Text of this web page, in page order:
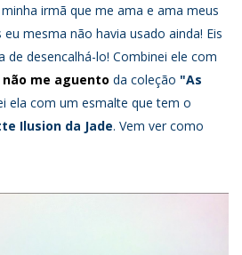
irmã que me ama e ama meus
mesma não havia usado ainda! Eis
de desencalhá-lo! Combinei ele com
não me aguento da coleção "As
ela com um esmalte que tem o
Ilusion da Jade. Vem ver como